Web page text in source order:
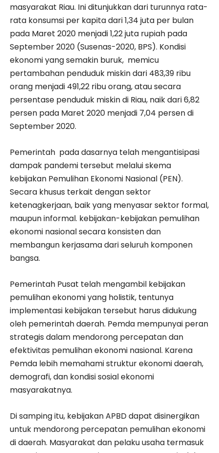
masyarakat Riau. Ini ditunjukkan dari turunnya rata-
rata konsumsi per kapita dari 1,34 juta per bulan
pada Maret 2020 menjadi 1,22 juta rupiah pada
September 2020 (Susenas-2020, BPS). Kondisi
ekonomi yang semakin buruk, memicu
pertambahan penduduk miskin dari 483,39 ribu
orang menjadi 491,22 ribu orang, atau secara
persentase penduduk miskin di Riau, naik dari 6,82
persen pada Maret 2020 menjadi 7,04 persen di
September 2020.
Pemerintah pada dasarnya telah mengantisipasi
dampak pandemi tersebut melalui skema
kebijakan Pemulihan Ekonomi Nasional (PEN).
Secara khusus terkait dengan sektor
ketenagkerjaan, baik yang menyasar sektor formal,
maupun informal. kebijakan-kebijakan pemulihan
ekonomi nasional secara konsisten dan
membangun kerjasama dari seluruh komponen
bangsa.
Pemerintah Pusat telah mengambil kebijakan
pemulihan ekonomi yang holistik, tentunya
implementasi kebijakan tersebut harus didukung
oleh pemerintah daerah. Pemda mempunyai peran
strategis dalam mendorong percepatan dan
efektivitas pemulihan ekonomi nasional. Karena
Pemda lebih memahami struktur ekonomi daerah,
demografi, dan kondisi sosial ekonomi
masyarakatnya.
Di samping itu, kebijakan APBD dapat disinergikan
untuk mendorong percepatan pemulihan ekonomi
di daerah. Masyarakat dan pelaku usaha termasuk